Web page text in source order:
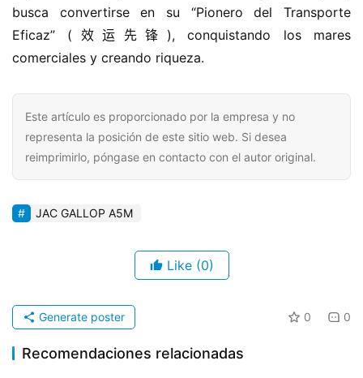
busca convertirse en su “Pionero del Transporte
Eficaz” (效运先锋), conquistando los mares
comerciales y creando riqueza.
Este artículo es proporcionado por la empresa y no
representa la posición de este sitio web. Si desea
reimprimirlo, póngase en contacto con el autor original.
JAC GALLOP A5M​​
Like (0)
0 0
Generate poster
Recomendaciones relacionadas